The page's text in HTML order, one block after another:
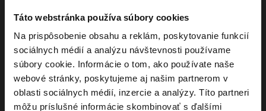
Táto webstránka používa súbory cookies
Na prispôsobenie obsahu a reklám, poskytovanie funkcií
sociálnych médií a analýzu návštevnosti používame
súbory cookie. Informácie o tom, ako používate naše
webové stránky, poskytujeme aj našim partnerom v
oblasti sociálnych médií, inzercie a analýzy. Títo partneri
môžu príslušné informácie skombinovať s ďalšími
Pekarčík
50:00
Lukáš Soumar
nedostatočný rešpekt voči
Peter Kokavec
Gól z hry